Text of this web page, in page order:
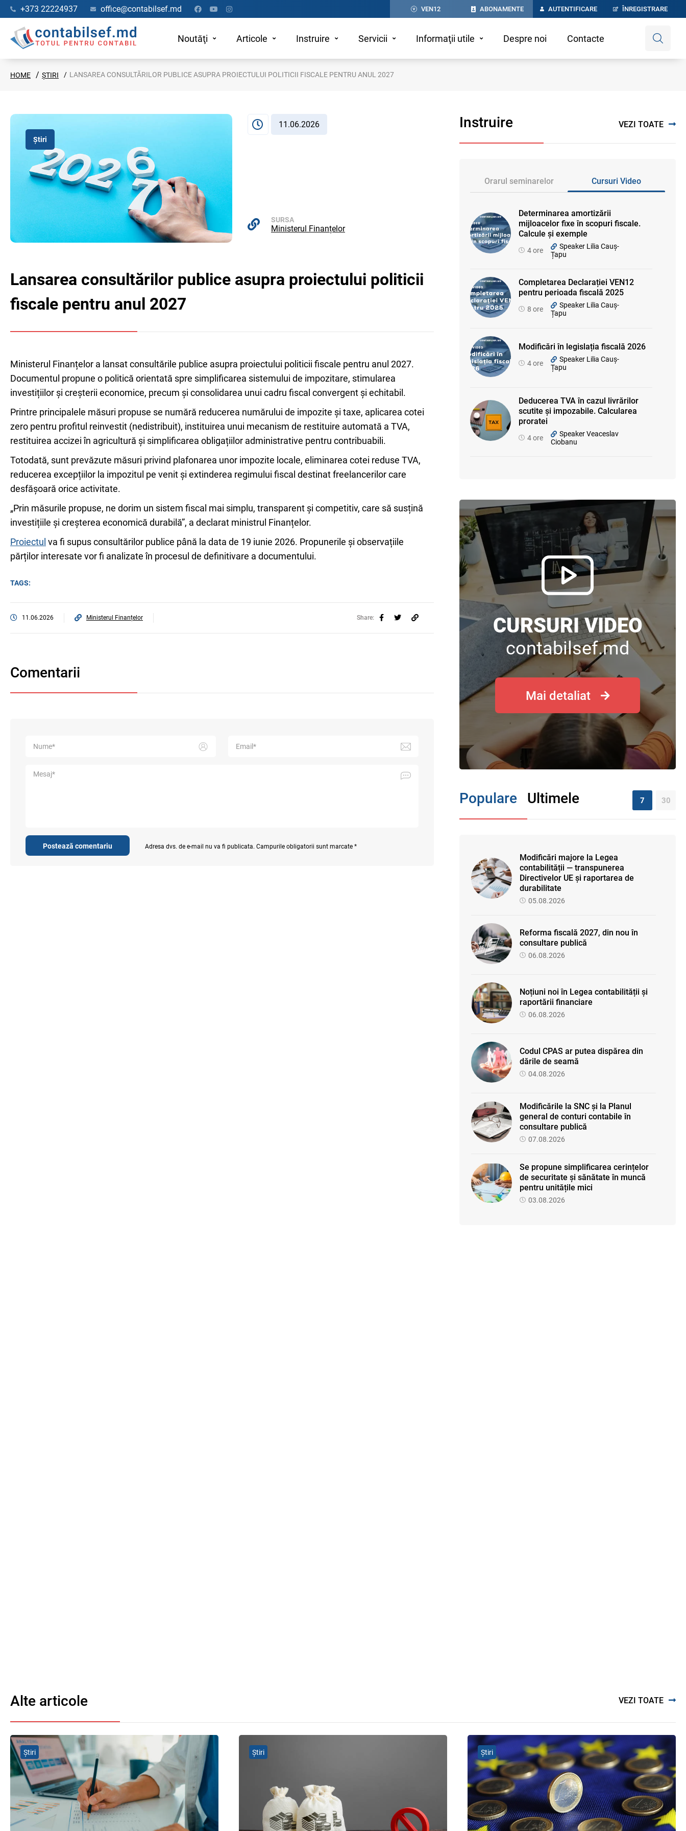
+373 22224937 office@contabilsef.md VEN12 ABONAMENTE AUTENTIFICARE ÎNREGISTRARE
Noutăţi Articole Instruire Servicii Informaţii utile Despre noi Contacte
HOME ȘTIRI LANSAREA CONSULTĂRILOR PUBLICE ASUPRA PROIECTULUI POLITICII FISCALE PENTRU ANUL 2027
Știri
11.06.2026
SURSA
Ministerul Finanțelor
Lansarea consultărilor publice asupra proiectului politicii
fiscale pentru anul 2027
Ministerul Finanțelor a lansat consultările publice asupra proiectului politicii fiscale pentru anul 2027.
Documentul propune o politică orientată spre simplificarea sistemului de impozitare, stimularea
investițiilor și creșterii economice, precum și consolidarea unui cadru fiscal convergent și echitabil.
Printre principalele măsuri propuse se numără reducerea numărului de impozite și taxe, aplicarea cotei
zero pentru profitul reinvestit (nedistribuit), instituirea unui mecanism de restituire automată a TVA,
restituirea accizei în agricultură și simplificarea obligațiilor administrative pentru contribuabili.
Totodată, sunt prevăzute măsuri privind plafonarea unor impozite locale, eliminarea cotei reduse TVA,
reducerea excepțiilor la impozitul pe venit și extinderea regimului fiscal destinat freelancerilor care
desfășoară orice activitate.
„Prin măsurile propuse, ne dorim un sistem fiscal mai simplu, transparent și competitiv, care să susțină
investițiile și creșterea economică durabilă”, a declarat ministrul Finanțelor.
Proiectul va fi supus consultărilor publice până la data de 19 iunie 2026. Propunerile și observațiile
părților interesate vor fi analizate în procesul de definitivare a documentului.
TAGS:
11.06.2026 Ministerul Finanțelor Share:
Comentarii
Postează comentariu Adresa dvs. de e-mail nu va fi publicata. Campurile obligatorii sunt marcate *
Instruire VEZI TOATE
Orarul seminarelor Cursuri Video
Determinarea amortizării
mijloacelor fixe în scopuri fiscale.
Calcule și exemple
4 ore
Speaker Lilia Cauș-
Țapu
Completarea Declarației VEN12
pentru perioada fiscală 2025
8 ore
Speaker Lilia Cauș-
Țapu
Modificări în legislația fiscală 2026
4 ore
Speaker Lilia Cauș-
Țapu
Deducerea TVA în cazul livrărilor
scutite și impozabile. Calcularea
proratei
4 ore
Speaker Veaceslav
Ciobanu
CURSURI VIDEO
contabilsef.md
Mai detaliat
Populare Ultimele 7 30
Modificări majore la Legea
contabilității — transpunerea
Directivelor UE și raportarea de
durabilitate
05.08.2026
Reforma fiscală 2027, din nou în
consultare publică
06.08.2026
Noțiuni noi în Legea contabilității și
raportării financiare
06.08.2026
Codul CPAS ar putea dispărea din
dările de seamă
04.08.2026
Modificările la SNC și la Planul
general de conturi contabile în
consultare publică
07.08.2026
Se propune simplificarea cerințelor
de securitate și sănătate în muncă
pentru unitățile mici
03.08.2026
pentru cetățeni, afaceri și plata
05.08.2026 BNM
Efectele trecerii la euro ca monedă
de referință
06.08.2026 BNM
Alte articole VEZI TOATE
Știri Știri Știri